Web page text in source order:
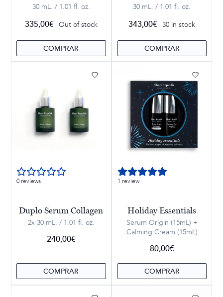
30 mL. / 1.01 fl. oz.
335,00€ Out of stock
COMPRAR
30 mL. / 1.01 fl. oz.
343,00€ 30 in stock
COMPRAR
0 reviews
Duplo Serum Collagen
2x 30 mL. / 1.01 fl. oz.
240,00€
COMPRAR
1 review
Holiday Essentials
Serum Origin (15mL) +
Calming Cream (15mL)
80,00€
COMPRAR